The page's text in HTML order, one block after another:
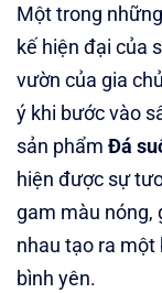
Một trong
kế hiện đại của
vườn của gia
ý khi bước vào
sản phẩm Đá
hiện được sự
gam màu nóng,
nhau tạo ra
bình yên.